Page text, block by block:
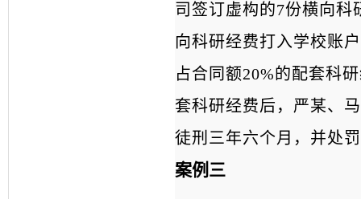
司签订虚构的7份横向科
向科研经费打入学校账
占合同额20%的配套科
套科研经费后，严某、
徒刑三年六个月，并处
案例三